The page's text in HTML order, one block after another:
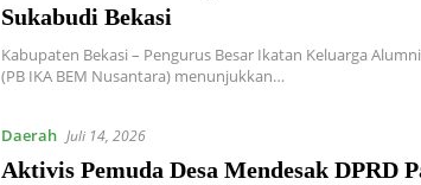
Sukabudi Bekasi
Kabupaten Bekasi – Pengurus Besar Ikatan Keluarga
(PB IKA BEM Nusantara) menunjukkan…
Daerah Juli 14, 2026
Aktivis Pemuda Desa Mendesak DPRD